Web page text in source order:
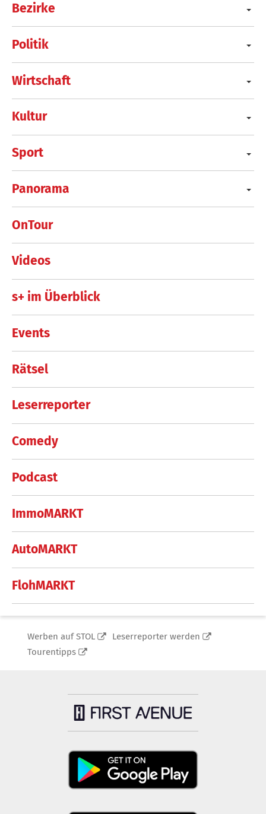
Bezirke
Politik
Wirtschaft
Kultur
Sport
Panorama
OnTour
Videos
s+ im Überblick
Events
Rätsel
Leserreporter
Comedy
Podcast
ImmoMARKT
AutoMARKT
FlohMARKT
Werben auf STOL
Leserreporter werden
Tourentipps